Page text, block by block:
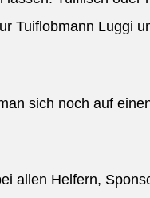
Tuiflobmann Luggi
sich noch auf
allen Helfern,